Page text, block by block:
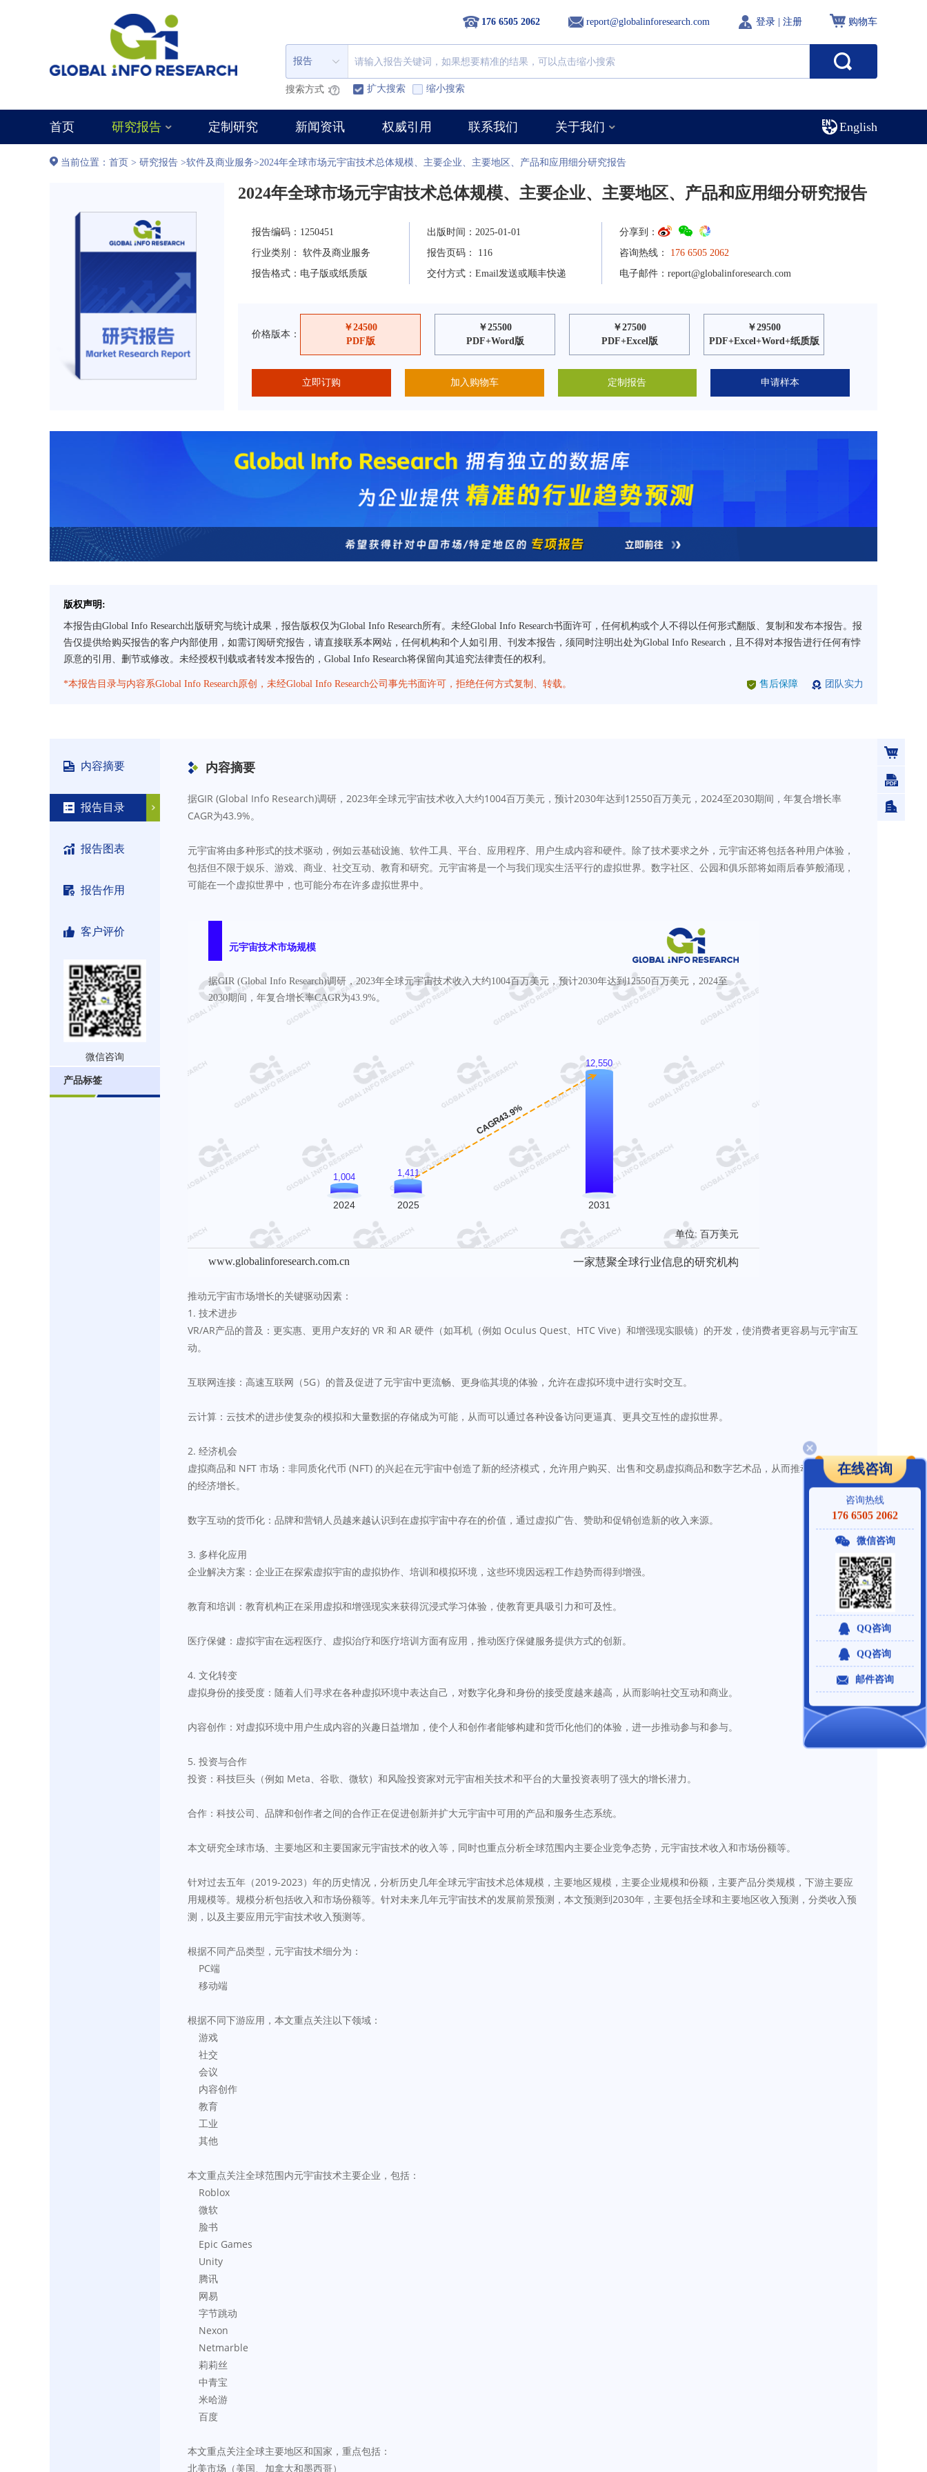
在线咨询
咨询热线
176 6505 2062
微信咨询
QQ咨询
QQ咨询
邮件咨询
176 6505 2062 report@globalinforesearch.com 登录 注册 购物车
报告
搜索方式： 扩大搜索 缩小搜索
首页 研究报告 定制研究 新闻资讯 权威引用 联系我们 关于我们 English
当前位置： 首页 > 研究报告 >软件及商业服务>2024年全球市场元宇宙技术总体规模、主要企业、主要地区、产品和应用细分研究报告
2024年全球市场元宇宙技术总体规模、主要企业、主要地区、产品和应用细分研究报告
报告编码：1250451
出版时间：2025-01-01
行业类别： 软件及商业服务
报告页码： 116
报告格式：电子版或纸质版
交付方式：Email发送或顺丰快递
分享到：
咨询热线： 176 6505 2062
电子邮件： report@globalinforesearch.com
价格版本：
￥24500
PDF版
￥25500
PDF+Word版
￥27500
PDF+Excel版
￥29500
PDF+Excel+Word+纸质版
立即订购 加入购物车 定制报告 申请样本
版权声明:
本报告由Global Info Research出版研究与统计成果，报告版权仅为Global Info Research所有。未经Global Info Research书面许可，任何机构或个人不得以任何形式翻版、复制和发布本报告。报
告仅提供给购买报告的客户内部使用，如需订阅研究报告，请直接联系本网站，任何机构和个人如引用、刊发本报告，须同时注明出处为Global Info Research，且不得对本报告进行任何有悖
原意的引用、删节或修改。未经授权刊载或者转发本报告的，Global Info Research将保留向其追究法律责任的权利。
*本报告目录与内容系Global Info Research原创，未经Global Info Research公司事先书面许可，拒绝任何方式复制、转载。 售后保障 团队实力
内容摘要
报告目录
报告图表
报告作用
客户评价
微信咨询
产品标签
内容摘要
据GIR (Global Info Research)调研，2023年全球元宇宙技术收入大约1004百万美元，预计2030年达到12550百万美元，2024至2030期间，年复合增长率
CAGR为43.9%。
元宇宙将由多种形式的技术驱动，例如云基础设施、软件工具、平台、应用程序、用户生成内容和硬件。除了技术要求之外，元宇宙还将包括各种用户体验，
包括但不限于娱乐、游戏、商业、社交互动、教育和研究。元宇宙将是一个与我们现实生活平行的虚拟世界。数字社区、公园和俱乐部将如雨后春笋般涌现，
可能在一个虚拟世界中，也可能分布在许多虚拟世界中。
元宇宙技术市场规模
据GIR (Global Info Research)调研，2023年全球元宇宙技术收入大约1004百万美元，预计2030年达到12550百万美元，2024至
2030期间，年复合增长率CAGR为43.9%。
单位: 百万美元
www.globalinforesearch.com.cn 一家慧聚全球行业信息的研究机构
推动元宇宙市场增长的关键驱动因素：
1. 技术进步
VR/AR产品的普及：更实惠、更用户友好的 VR 和 AR 硬件（如耳机（例如 Oculus Quest、HTC Vive）和增强现实眼镜）的开发，使消费者更容易与元宇宙互
动。
互联网连接：高速互联网（5G）的普及促进了元宇宙中更流畅、更身临其境的体验，允许在虚拟环境中进行实时交互。
云计算：云技术的进步使复杂的模拟和大量数据的存储成为可能，从而可以通过各种设备访问更逼真、更具交互性的虚拟世界。
2. 经济机会
虚拟商品和 NFT 市场：非同质化代币 (NFT) 的兴起在元宇宙中创造了新的经济模式，允许用户购买、出售和交易虚拟商品和数字艺术品，从而推动这些环境中
的经济增长。
数字互动的货币化：品牌和营销人员越来越认识到在虚拟宇宙中存在的价值，通过虚拟广告、赞助和促销创造新的收入来源。
3. 多样化应用
企业解决方案：企业正在探索虚拟宇宙的虚拟协作、培训和模拟环境，这些环境因远程工作趋势而得到增强。
教育和培训：教育机构正在采用虚拟和增强现实来获得沉浸式学习体验，使教育更具吸引力和可及性。
医疗保健：虚拟宇宙在远程医疗、虚拟治疗和医疗培训方面有应用，推动医疗保健服务提供方式的创新。
4. 文化转变
虚拟身份的接受度：随着人们寻求在各种虚拟环境中表达自己，对数字化身和身份的接受度越来越高，从而影响社交互动和商业。
内容创作：对虚拟环境中用户生成内容的兴趣日益增加，使个人和创作者能够构建和货币化他们的体验，进一步推动参与和参与。
5. 投资与合作
投资：科技巨头（例如 Meta、谷歌、微软）和风险投资家对元宇宙相关技术和平台的大量投资表明了强大的增长潜力。
合作：科技公司、品牌和创作者之间的合作正在促进创新并扩大元宇宙中可用的产品和服务生态系统。
本文研究全球市场、主要地区和主要国家元宇宙技术的收入等，同时也重点分析全球范围内主要企业竞争态势，元宇宙技术收入和市场份额等。
针对过去五年（2019-2023）年的历史情况，分析历史几年全球元宇宙技术总体规模，主要地区规模，主要企业规模和份额，主要产品分类规模，下游主要应
用规模等。规模分析包括收入和市场份额等。针对未来几年元宇宙技术的发展前景预测，本文预测到2030年，主要包括全球和主要地区收入预测，分类收入预
测，以及主要应用元宇宙技术收入预测等。
根据不同产品类型，元宇宙技术细分为：
    PC端
    移动端
根据不同下游应用，本文重点关注以下领域：
    游戏
    社交
    会议
    内容创作
    教育
    工业
    其他
本文重点关注全球范围内元宇宙技术主要企业，包括：
    Roblox
    微软
    脸书
    Epic Games
    Unity
    腾讯
    网易
    字节跳动
    Nexon
    Netmarble
    莉莉丝
    中青宝
    米哈游
    百度
本文重点关注全球主要地区和国家，重点包括：
北美市场（美国、加拿大和墨西哥）